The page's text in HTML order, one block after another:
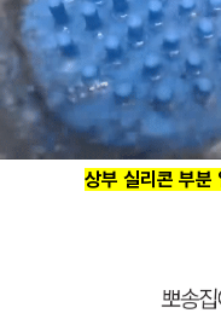
상부 실리콘 부분